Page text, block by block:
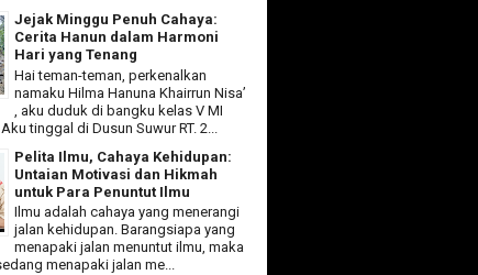
Jejak Minggu Penuh Cahaya:
Cerita Hanun dalam Harmoni
Hari yang Tenang
Hai teman-teman, perkenalkan
namaku Hilma Hanuna Khairrun Nisa’
, aku duduk di bangku kelas V MI
tinggal di Dusun Suwur RT. 2...
Pelita Ilmu, Cahaya Kehidupan:
Untaian Motivasi dan Hikmah
untuk Para Penuntut Ilmu
Ilmu adalah cahaya yang menerangi
jalan kehidupan. Barangsiapa yang
menapaki jalan menuntut ilmu, maka
menapaki jalan me...